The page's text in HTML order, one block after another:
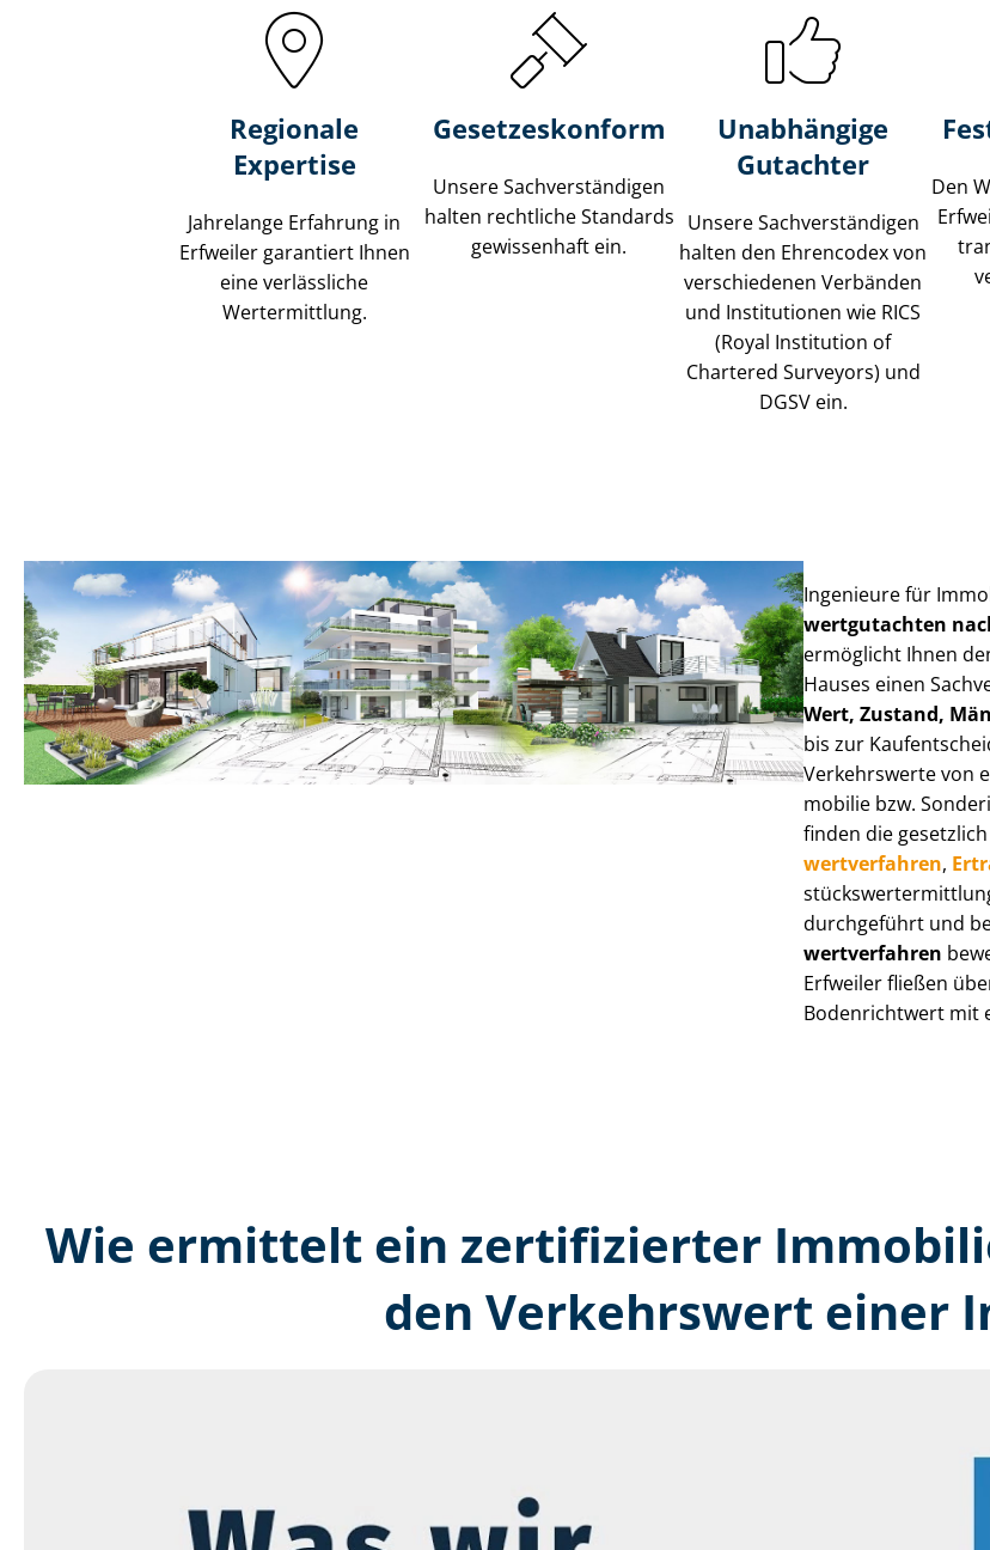
Regionale
Expertise
Jahrelange Erfahrung in
Erfweiler garantiert Ihnen
eine verlässliche
Wertermittlung.
Gesetzes­konform
Unsere Sach­ver­stän­di­gen
halten rechtliche Standards
gewissenhaft ein.
Unabhängige
Gutachter
Unsere Sach­ver­stän­di­gen
halten den Ehrencodex von
verschiedenen Verbänden
und Institutionen wie RICS
(Royal Institution of
Chartered Surveyors) und
DGSV ein.
Den
Ingenieure für
wert­gut­ach­ten
ermöglicht Ihnen
Hauses einen
Wert, Zustand,
bis zur
Verkehrswerte von
mo­bi­lie bzw.
finden die
wert­ver­fah­ren,
durchgeführt und
wert­ver­fah­ren
Erfweiler fließen
Bodenrichtwert mit
Wie ermittelt ein zertifizierter
den Verkehrswert einer